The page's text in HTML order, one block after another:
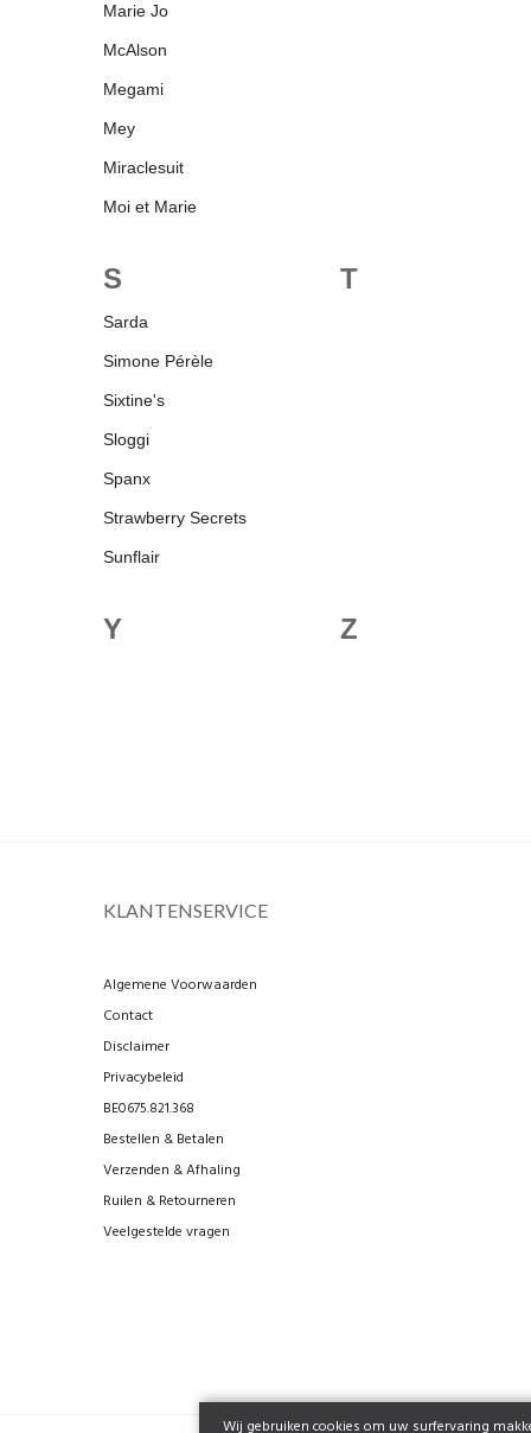
Marie Jo
McAlson
Megami
Mey
Miraclesuit
Moi et Marie
S
Sarda
Simone Pérèle
Sixtine's
Sloggi
Spanx
Strawberry Secrets
Sunflair
T
Y Z
KLANTENSERVICE
Algemene Voorwaarden
Contact
Disclaimer
Privacybeleid
BE0675.821.368
Bestellen & Betalen
Verzenden & Afhaling
Ruilen & Retourneren
Veelgestelde vragen
Wij gebruiken cookies om uw surfervaring